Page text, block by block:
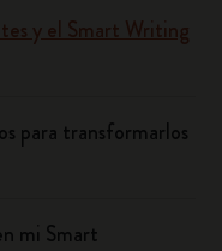
y el Smart Writing
para transformarlos
mi Smart